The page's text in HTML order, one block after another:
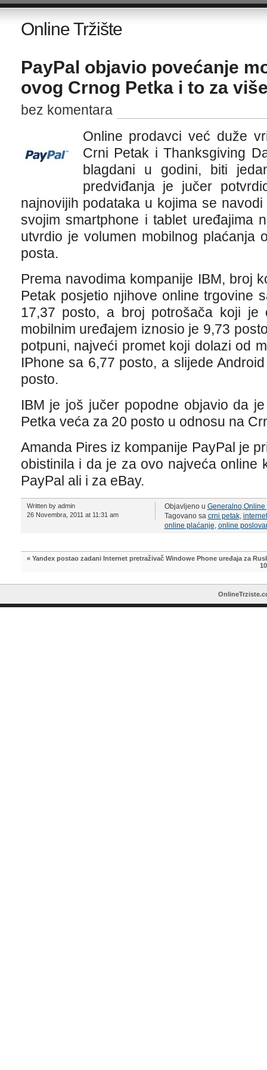
Online Tržište
PayPal objavio povećanje
ovog Crnog Petka i to za
bez komentara
Online prodavci već duže
Crni Petak i Thanksgiving
blagdani u godini, biti
predviđanja je jučer
najnovijih podataka u kojima se
svojim smartphone i tablet uređajima
utvrdio je volumen mobilnog plaćanja
posta.
Prema navodima kompanije IBM, broj
Petak posjetio njihove online trgovine
17,37 posto, a broj potrošača koji je
mobilnim uređajem iznosio je 9,73
potpuni, najveći promet koji dolazi od
IPhone sa 6,77 posto, a slijede
posto.
IBM je još jučer popodne objavio da
Petka veća za 20 posto u odnosu na
Amanda Pires iz kompanije PayPal je
obistinila i da je za ovo najveća online
PayPal ali i za eBay.
Written by admin
26 Novembra, 2011 at 11:31 am
Objavljeno u Generalno,Online
Tagovano sa crni petak,
online plaćanje, online
« Yandex postao zadani Internet pretraživač Windowe Phone uređaja za